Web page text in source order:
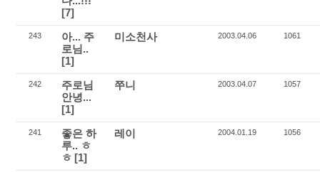
[7]
243
아... 주
로님..
[1]
미소천사 2003.04.06 1061
242
주로님
안녕...
[1]
쭈니 2003.04.07 1057
241
좋은 하
루.. ㅎ
ㅎ [1]
레이 2004.01.19 1056